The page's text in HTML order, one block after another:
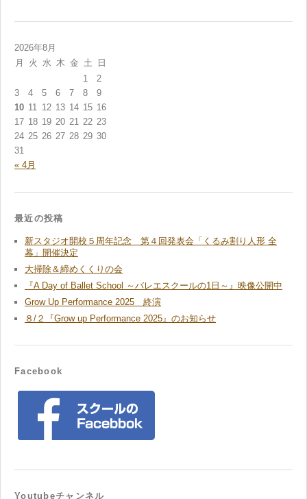
2026年8月
月
火 水 木 金 土
日
1
2
3
4 5 6 7 8
9
10 11 12 13 14 15 16
17 18 19 20 21 22 23
24 25 26 27 28 29 30
31
« 4月
最近の投稿
新スタジオ開校５周年記念 第４回発表会「くるみ割り人形 全
幕」開催決定
大掃除＆締めくくりの会
『A Day of Ballet School ～バレエスクールの1日～』映像公開中
Grow Up Performance 2025 終演
８/２『Grow up Performance 2025』のお知らせ
Facebook
Youtubeチャンネル